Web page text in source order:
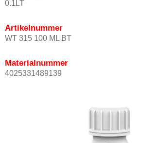
0.1LT
Artikelnummer
WT 315 100 ML BT
Materialnummer
4025331489139